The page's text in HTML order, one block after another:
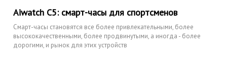
Aiwatch С5: смарт-часы для спортсменов
Смарт-часы становятся все более привлекательными, более
высококачественными, более продвинутыми, а иногда - более
дорогими, и рынок для этих устройств